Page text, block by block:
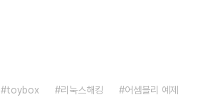
toybox 리눅스해킹
어셈블리 예제